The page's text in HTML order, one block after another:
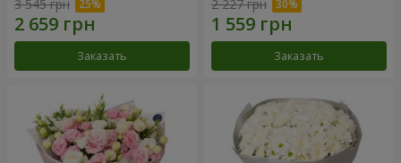
3 545 грн
Заказать
2 227 грн
Заказать